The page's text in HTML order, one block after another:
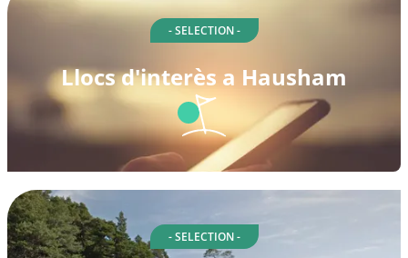
- SELECTION -
Llocs d'interès a Hausham
- SELECTION -